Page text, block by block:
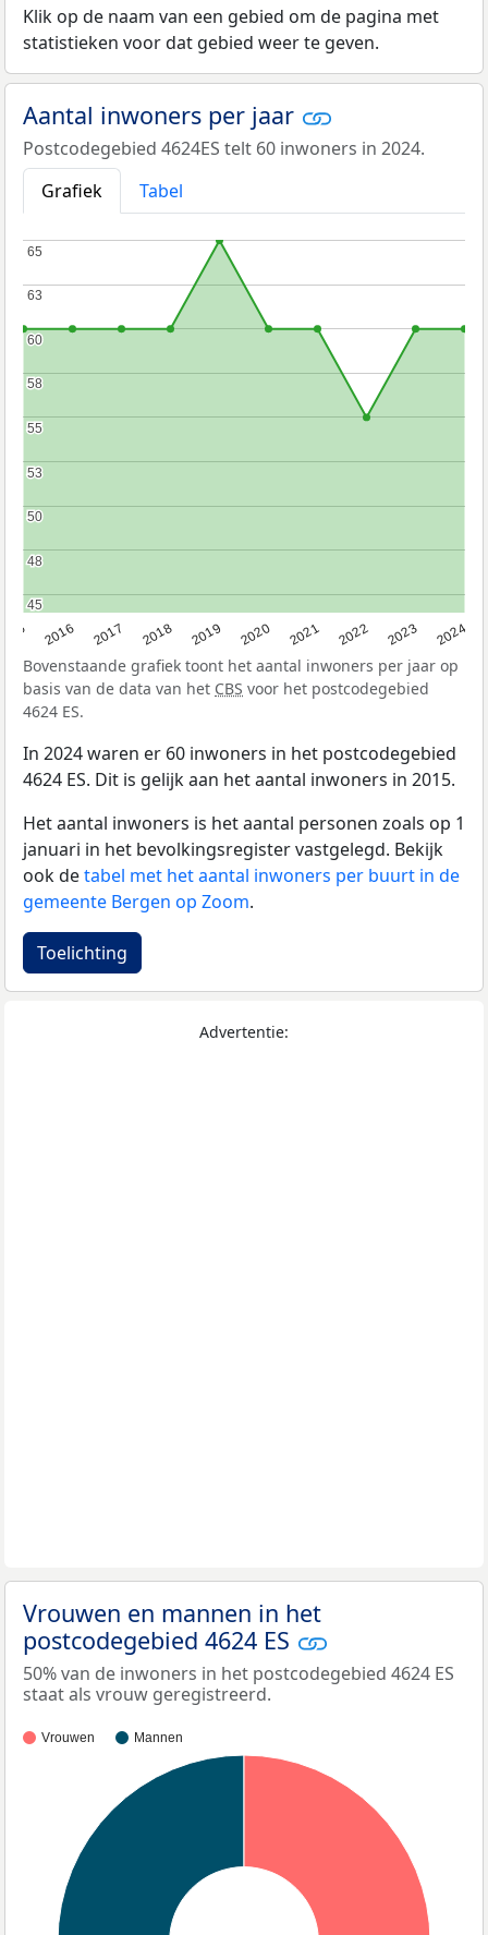
Klik op de naam van een gebied om de pagina met
statistieken voor dat gebied weer te geven.
Aantal inwoners per jaar
Postcodegebied 4624ES telt 60 inwoners in 2024.
Grafiek
Tabel
2016 2017 2018 2019 2020 2021 2022 2023 2024
45
45
48
48
50
50
53
53
55
55
58
58
60
60
63
63
65
65
Bovenstaande grafiek toont het aantal inwoners per jaar op
basis van de data van het CBS voor het postcodegebied
4624 ES.
In 2024 waren er 60 inwoners in het postcodegebied
4624 ES. Dit is gelijk aan het aantal inwoners in 2015.
Het aantal inwoners is het aantal personen zoals op 1
januari in het bevolkingsregister vastgelegd. Bekijk
ook detabel met het aantal inwoners per buurt in de
gemeente Bergen op Zoom.
Toelichting
Advertentie:
Vrouwen en mannen in het
postcodegebied 4624 ES
50% van de inwoners in het postcodegebied 4624 ES
staat als vrouw geregistreerd.
Vrouwen Mannen